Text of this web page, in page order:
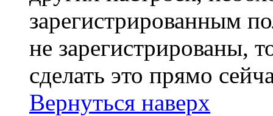
зарегистрированным
не зарегистрированы,
сделать это прямо
Вернуться наверх